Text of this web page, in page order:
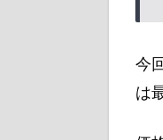
今
は